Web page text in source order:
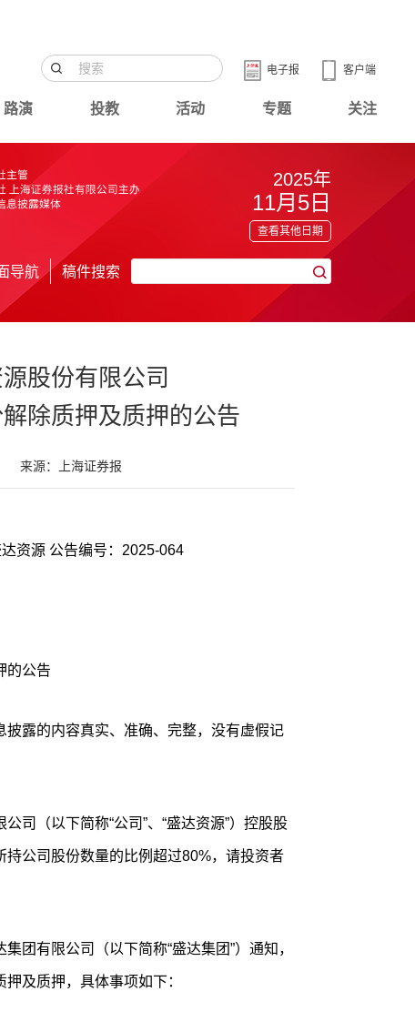
客户端
电子报
路演 投教 活动 专题 关注
2025年
11月5日
查看其他日期
导航 稿件搜索
股份有限公司
除质押及质押的公告
来源：上海证券报
证券代码：000603 证券简称：盛达资源 公告编号：2025-064
的公告
露的内容真实、准确、完整，没有虚假记
司（以下简称“公司”、“盛达资源”）控股股
公司股份数量的比例超过80%，请投资者
团有限公司（以下简称“盛达集团”）通知，
及质押，具体事项如下：